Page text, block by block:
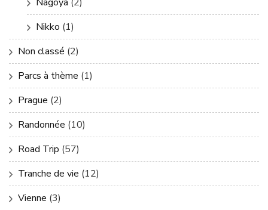
Nikko (1)
Non classé (2)
Parcs à thème (1)
Prague (2)
Randonnée (10)
Road Trip (57)
Tranche de vie (12)
Vienne (3)